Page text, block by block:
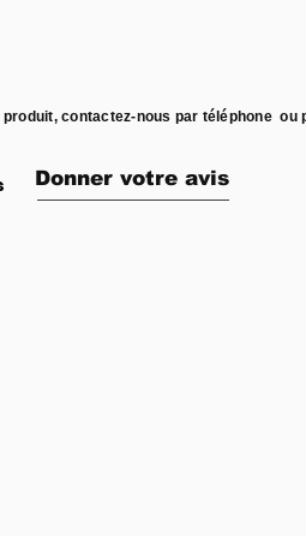
contactez-nous par téléphone ou
Donner votre avis